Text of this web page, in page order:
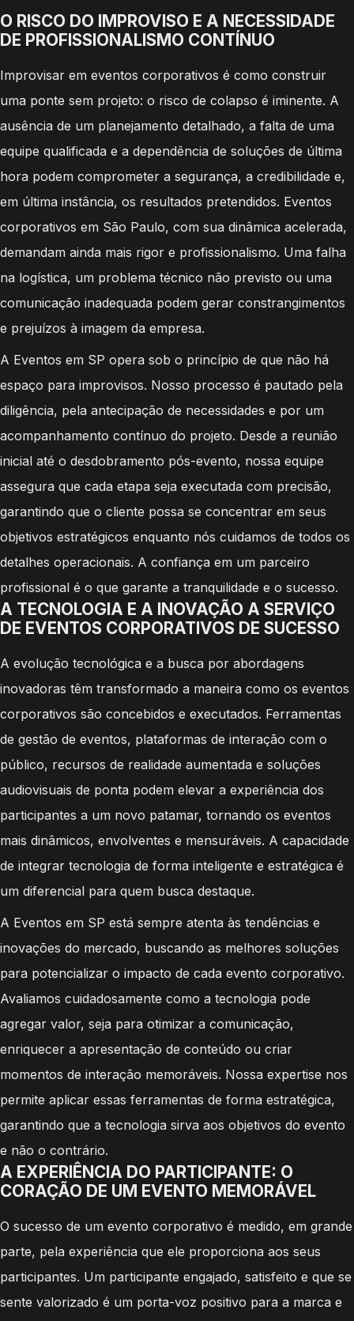
O RISCO DO IMPROVISO E A NECESSIDADE
DE PROFISSIONALISMO CONTÍNUO
Improvisar em eventos corporativos é como construir
uma ponte sem projeto: o risco de colapso é iminente. A
ausência de um planejamento detalhado, a falta de uma
equipe qualificada e a dependência de soluções de última
hora podem comprometer a segurança, a credibilidade e,
em última instância, os resultados pretendidos. Eventos
corporativos em São Paulo, com sua dinâmica acelerada,
demandam ainda mais rigor e profissionalismo. Uma falha
na logística, um problema técnico não previsto ou uma
comunicação inadequada podem gerar constrangimentos
e prejuízos à imagem da empresa.
A Eventos em SP opera sob o princípio de que não há
espaço para improvisos. Nosso processo é pautado pela
diligência, pela antecipação de necessidades e por um
acompanhamento contínuo do projeto. Desde a reunião
inicial até o desdobramento pós-evento, nossa equipe
assegura que cada etapa seja executada com precisão,
garantindo que o cliente possa se concentrar em seus
objetivos estratégicos enquanto nós cuidamos de todos os
detalhes operacionais. A confiança em um parceiro
profissional é o que garante a tranquilidade e o sucesso.
A TECNOLOGIA E A INOVAÇÃO A SERVIÇO
DE EVENTOS CORPORATIVOS DE SUCESSO
A evolução tecnológica e a busca por abordagens
inovadoras têm transformado a maneira como os eventos
corporativos são concebidos e executados. Ferramentas
de gestão de eventos, plataformas de interação com o
público, recursos de realidade aumentada e soluções
audiovisuais de ponta podem elevar a experiência dos
participantes a um novo patamar, tornando os eventos
mais dinâmicos, envolventes e mensuráveis. A capacidade
de integrar tecnologia de forma inteligente e estratégica é
um diferencial para quem busca destaque.
A Eventos em SP está sempre atenta às tendências e
inovações do mercado, buscando as melhores soluções
para potencializar o impacto de cada evento corporativo.
Avaliamos cuidadosamente como a tecnologia pode
agregar valor, seja para otimizar a comunicação,
enriquecer a apresentação de conteúdo ou criar
momentos de interação memoráveis. Nossa expertise nos
permite aplicar essas ferramentas de forma estratégica,
garantindo que a tecnologia sirva aos objetivos do evento
e não o contrário.
A EXPERIÊNCIA DO PARTICIPANTE: O
CORAÇÃO DE UM EVENTO MEMORÁVEL
O sucesso de um evento corporativo é medido, em grande
parte, pela experiência que ele proporciona aos seus
participantes. Um participante engajado, satisfeito e que se
sente valorizado é um porta-voz positivo para a marca e